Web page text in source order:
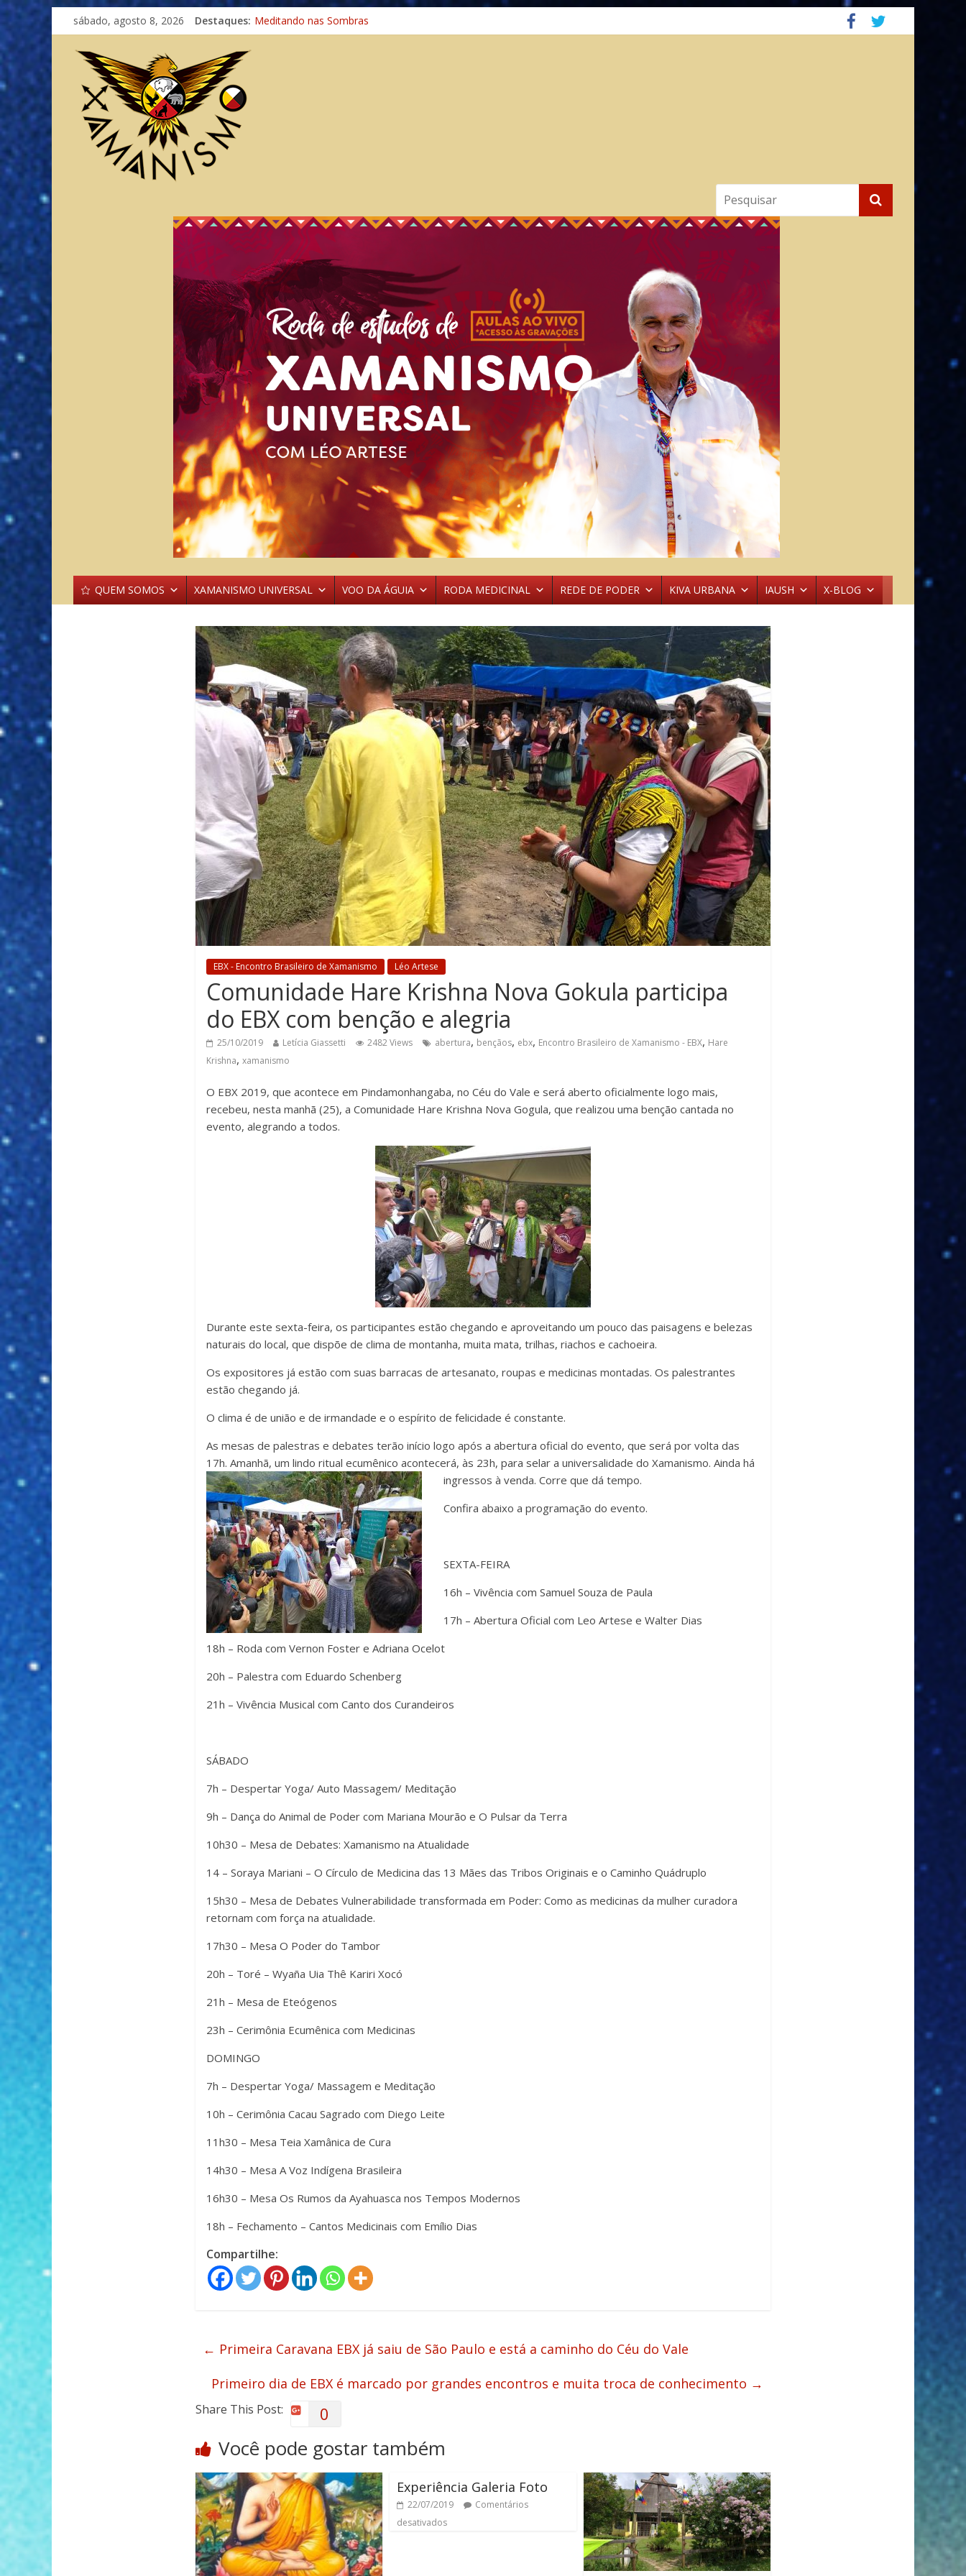
sábado, agosto 8, 2026 Destaques: Meditando nas Sombras
Autosuficiência: A Jornada do Espírito Ancestral
QUEM SOMOS XAMANISMO UNIVERSAL VOO DA ÁGUIA RODA MEDICINAL REDE DE PODER KIVA URBANA IAUSH X-BLOG
EBX - Encontro Brasileiro de Xamanismo Léo Artese
Comunidade Hare Krishna Nova Gokula participa
do EBX com benção e alegria
25/10/2019 Letícia Giassetti 2482 Views abertura, bençãos, ebx, Encontro Brasileiro de Xamanismo - EBX, Hare
Krishna, xamanismo
O EBX 2019, que acontece em Pindamonhangaba, no Céu do Vale e será aberto oficialmente logo mais,
recebeu, nesta manhã (25), a Comunidade Hare Krishna Nova Gogula, que realizou uma benção cantada no
evento, alegrando a todos.
Durante este sexta-feira, os participantes estão chegando e aproveitando um pouco das paisagens e belezas
naturais do local, que dispõe de clima de montanha, muita mata, trilhas, riachos e cachoeira.
Os expositores já estão com suas barracas de artesanato, roupas e medicinas montadas. Os palestrantes
estão chegando já.
O clima é de união e de irmandade e o espírito de felicidade é constante.
As mesas de palestras e debates terão início logo após a abertura oficial do evento, que será por volta das
17h. Amanhã, um lindo ritual ecumênico acontecerá, às 23h, para selar a universalidade do Xamanismo. Ainda há
ingressos à venda. Corre que dá tempo.
Confira abaixo a programação do evento.
SEXTA-FEIRA
16h – Vivência com Samuel Souza de Paula
17h – Abertura Oficial com Leo Artese e Walter Dias
18h – Roda com Vernon Foster e Adriana Ocelot
20h – Palestra com Eduardo Schenberg
21h – Vivência Musical com Canto dos Curandeiros
SÁBADO
7h – Despertar Yoga/ Auto Massagem/ Meditação
9h – Dança do Animal de Poder com Mariana Mourão e O Pulsar da Terra
10h30 – Mesa de Debates: Xamanismo na Atualidade
14 – Soraya Mariani – O Círculo de Medicina das 13 Mães das Tribos Originais e o Caminho Quádruplo
15h30 – Mesa de Debates Vulnerabilidade transformada em Poder: Como as medicinas da mulher curadora
retornam com força na atualidade.
17h30 – Mesa O Poder do Tambor
20h – Toré – Wyaña Uia Thê Kariri Xocó
21h – Mesa de Eteógenos
23h – Cerimônia Ecumênica com Medicinas
DOMINGO
7h – Despertar Yoga/ Massagem e Meditação
10h – Cerimônia Cacau Sagrado com Diego Leite
11h30 – Mesa Teia Xamânica de Cura
14h30 – Mesa A Voz Indígena Brasileira
16h30 – Mesa Os Rumos da Ayahuasca nos Tempos Modernos
18h – Fechamento – Cantos Medicinais com Emílio Dias
Compartilhe:
← Primeira Caravana EBX já saiu de São Paulo e está a caminho do Céu do Vale
Primeiro dia de EBX é marcado por grandes encontros e muita troca de conhecimento →
Share This Post: 0
Você pode gostar também
Experiência Galeria Foto
22/07/2019
Comentários
desativados